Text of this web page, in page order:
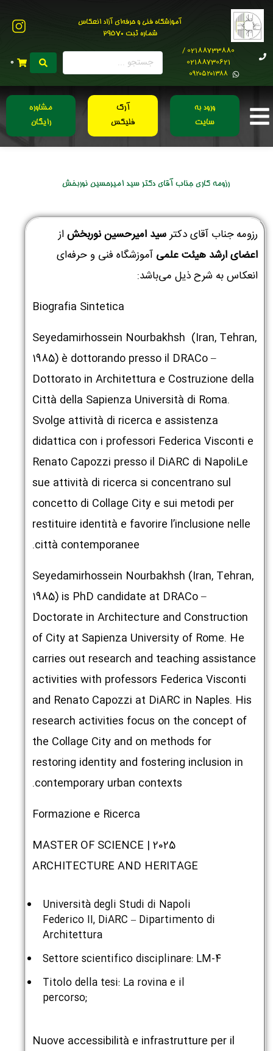
آموزشگاه فنی و حرفه‌ای آزاد انعکاس
شماره ثبت 29570
02188733880 /
02188730621
0۹۲۰۵۲۰۱۳۸۸
0
ورود به
سایت
آرک
فلیکس
مشاوره
رایگان
رزومه کاری جناب آقای دکتر سید امیرحسین نوربخش
رزومه جناب آقای دکترسید امیرحسین نوربخشاز
اعضای ارشد هیئت علمی آموزشگاه فنی و حرفه‌ای
انعکاس به شرح ذیل می‌باشد:
Biografia Sintetica
Seyedamirhossein Nourbakhsh (Iran, Tehran,
1985) è dottorando presso il DRACo –
Dottorato in Architettura e Costruzione della
Città della Sapienza Università di Roma.
Svolge attività di ricerca e assistenza
didattica con i professori Federica Visconti e
Renato Capozzi presso il DiARC di NapoliLe
sue attività di ricerca si concentrano sul
concetto di Collage City e sui metodi per
restituire identità e favorire l’inclusione nelle
città contemporanee.
Seyedamirhossein Nourbakhsh (Iran, Tehran,
1985) is PhD candidate at DRACo –
Doctorate in Architecture and Construction
of City at Sapienza University of Rome. He
carries out research and teaching assistance
activities with professors Federica Visconti
and Renato Capozzi at DiARC in Naples. His
research activities focus on the concept of
the Collage City and on methods for
restoring identity and fostering inclusion in
contemporary urban contexts.
Formazione e Ricerca
2025 | MASTER OF SCIENCE
ARCHITECTURE AND HERITAGE
Università degli Studi di Napoli
Federico II, DiARC – Dipartimento di
Architettura
Settore scientifico disciplinare: LM-4
Titolo della tesi: La rovina e il
percorso;
Nuove accessibilità e infrastrutture per il